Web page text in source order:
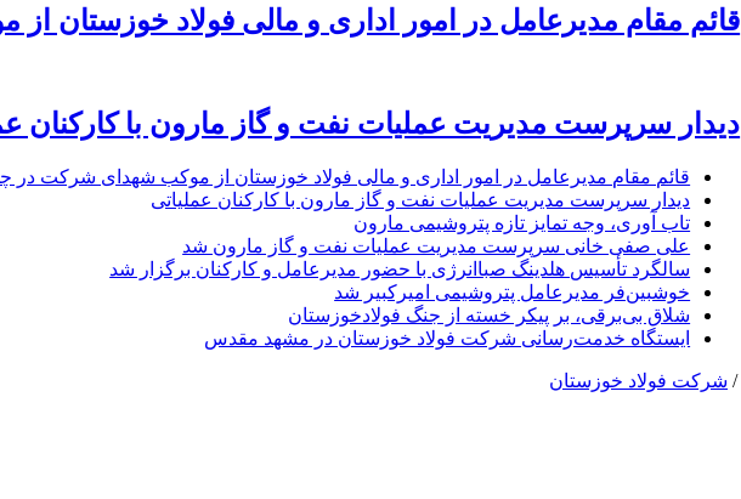
قائم مقام مدیرعامل در امور اداری و مالی فولاد خوزستان
دیدار سرپرست مدیریت عملیات نفت و گاز مارون با کارکنان
قائم مقام مدیرعامل در امور اداری و مالی فولاد خوزستان از موکب شهدای شرکت در
دیدار سرپرست مدیریت عملیات نفت و گاز مارون با کارکنان عملیاتی
تاب آوری، وجه تمایز تازه پتروشیمی مارون
علی صفی خانی سرپرست مدیریت عملیات نفت و گاز مارون شد
سالگرد تأسیس هلدینگ صباانرژی با حضور مدیرعامل و کارکنان برگزار شد
خوشبین‌فر مدیرعامل پتروشیمی امیرکبیر شد
شلاق‌ بی‌برقی، بر پیکر خسته‌ از جنگ فولادخوزستان
ایستگاه خدمت‌رسانی شرکت فولاد خوزستان در مشهد مقدس
/ شرکت فولاد خوزستان